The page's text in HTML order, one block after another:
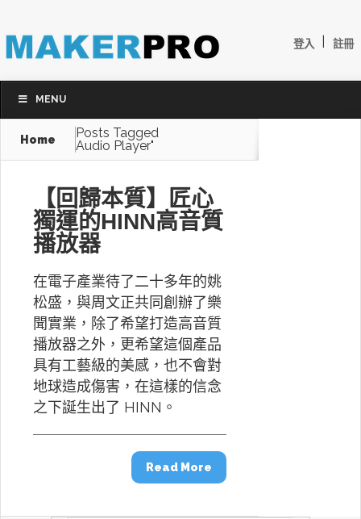
登入 註冊
MENU
Home
Posts Tagged
Audio Player"
【回歸本質】匠心
獨運的HINN高音質
播放器
在電子產業待了二十多年的姚
松盛，與周文正共同創辦了樂
聞實業，除了希望打造高音質
播放器之外，更希望這個產品
具有工藝級的美感，也不會對
地球造成傷害，在這樣的信念
之下誕生出了 HINN。
Read More